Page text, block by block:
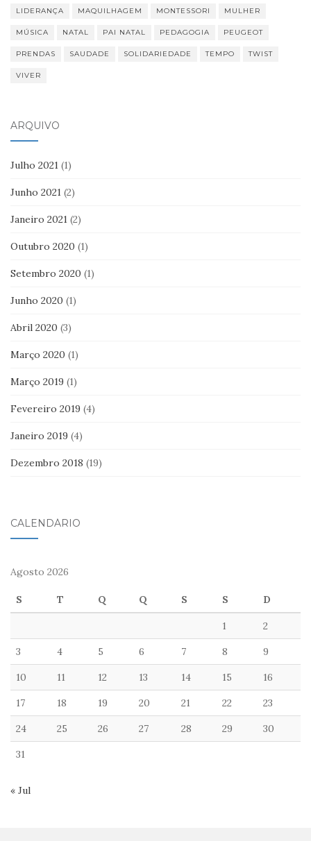
LIDERANÇA MAQUILHAGEM MONTESSORI MULHER
MÚSICA NATAL PAI NATAL PEDAGOGIA PEUGEOT
PRENDAS SAUDADE SOLIDARIEDADE TEMPO TWIST
VIVER
ARQUIVO
Julho 2021 (1)
Junho 2021 (2)
Janeiro 2021 (2)
Outubro 2020 (1)
Setembro 2020 (1)
Junho 2020 (1)
Abril 2020 (3)
Março 2020 (1)
Março 2019 (1)
Fevereiro 2019 (4)
Janeiro 2019 (4)
Dezembro 2018 (19)
CALENDÁRIO
Agosto 2026
S T Q Q S S D
1 2
3 4 5 6 7 8 9
10 11 12 13 14 15 16
17 18 19 20 21 22 23
24 25 26 27 28 29 30
31
« Jul